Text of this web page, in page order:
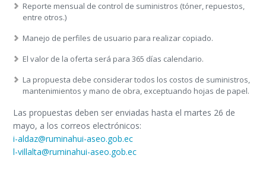
Reporte mensual de control de suministros (tóner, repuestos,
entre otros.)
Manejo de perfiles de usuario para realizar copiado.
El valor de la oferta será para 365 días calendario.
La propuesta debe considerar todos los costos de suministros,
mantenimientos y mano de obra, exceptuando hojas de papel.
Las propuestas deben ser enviadas hasta el martes 26 de
mayo, a los correos electrónicos:
i-aldaz@ruminahui-aseo.gob.ec
l-villalta@ruminahui-aseo.gob.ec